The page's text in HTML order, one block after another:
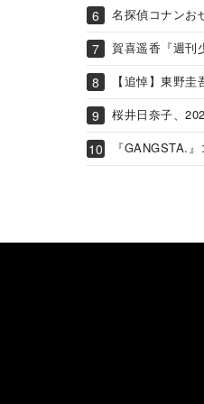
名探偵コナンお
賀喜遥香『週刊
【追悼】東野
桜井日奈子、
『GANGSTA.